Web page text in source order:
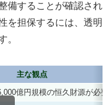
備することが確認され
を担保するには、透明
。
主な観点
億円規模の恒久財源が必要